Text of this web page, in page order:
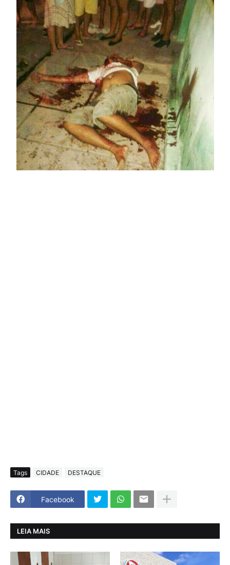
Tags CIDADE DESTAQUE
Facebook
LEIA MAIS